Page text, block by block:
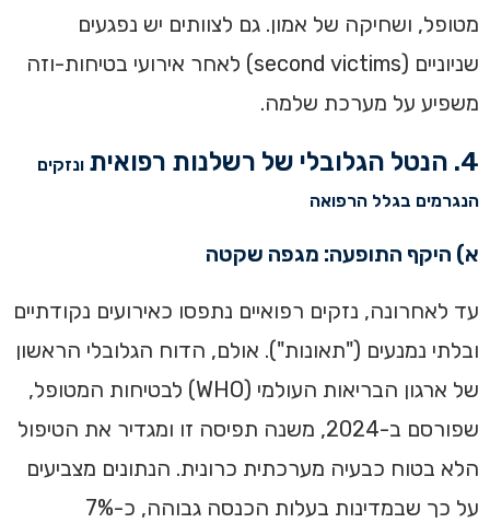
מטופל, ושחיקה של אמון. גם לצוותים יש נפגעים
שניוניים (second victims) לאחר אירועי בטיחות-וזה
משפיע על מערכת שלמה.
4. הנטל הגלובלי של רשלנות רפואית
ונזקים
הנגרמים בגלל הרפואה
א) היקף התופעה: מגפה שקטה
עד לאחרונה, נזקים רפואיים נתפסו כאירועים נקודתיים
ובלתי נמנעים ("תאונות"). אולם, הדוח הגלובלי הראשון
של ארגון הבריאות העולמי (WHO) לבטיחות המטופל,
שפורסם ב-2024, משנה תפיסה זו ומגדיר את הטיפול
הלא בטוח כבעיה מערכתית כרונית. הנתונים מצביעים
על כך שבמדינות בעלות הכנסה גבוהה, כ-7%